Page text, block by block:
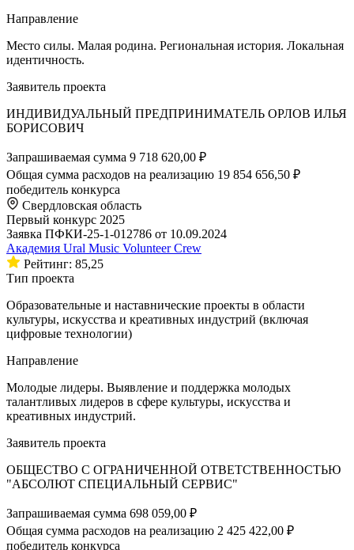
Направление
Место силы. Малая родина. Региональная история. Локальная
идентичность.
Заявитель проекта
ИНДИВИДУАЛЬНЫЙ ПРЕДПРИНИМАТЕЛЬ ОРЛОВ ИЛЬЯ
БОРИСОВИЧ
Запрашиваемая сумма 9 718 620,00 ₽
Общая сумма расходов на реализацию 19 854 656,50 ₽
победитель конкурса
Свердловская область
Первый конкурс 2025
Заявка ПФКИ-25-1-012786 от 10.09.2024
Академия Ural Music Volunteer Crew
Рейтинг: 85,25
Тип проекта
Образовательные и наставнические проекты в области
культуры, искусства и креативных индустрий (включая
цифровые технологии)
Направление
Молодые лидеры. Выявление и поддержка молодых
талантливых лидеров в сфере культуры, искусства и
креативных индустрий.
Заявитель проекта
ОБЩЕСТВО С ОГРАНИЧЕННОЙ ОТВЕТСТВЕННОСТЬЮ
"АБСОЛЮТ СПЕЦИАЛЬНЫЙ СЕРВИС"
Запрашиваемая сумма 698 059,00 ₽
Общая сумма расходов на реализацию 2 425 422,00 ₽
победитель конкурса